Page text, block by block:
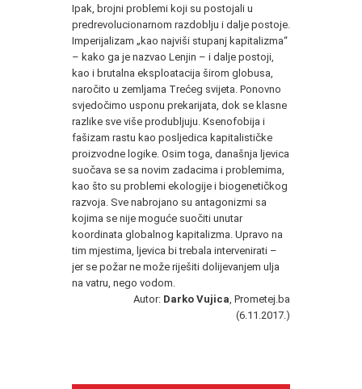
Ipak, brojni problemi koji su postojali u
predrevolucionarnom razdoblju i dalje postoje.
Imperijalizam „kao najviši stupanj kapitalizma“
– kako ga je nazvao Lenjin – i dalje postoji,
kao i brutalna eksploatacija širom globusa,
naročito u zemljama Trećeg svijeta. Ponovno
svjedočimo usponu prekarijata, dok se klasne
razlike sve više produbljuju. Ksenofobija i
fašizam rastu kao posljedica kapitalističke
proizvodne logike. Osim toga, današnja ljevica
suočava se sa novim zadacima i problemima,
kao što su problemi ekologije i biogenetičkog
razvoja. Sve nabrojano su antagonizmi sa
kojima se nije moguće suočiti unutar
koordinata globalnog kapitalizma. Upravo na
tim mjestima, ljevica bi trebala intervenirati –
jer se požar ne može riješiti dolijevanjem ulja
na vatru, nego vodom.
Autor: Darko Vujica , Prometej.ba
(6.11.2017.)